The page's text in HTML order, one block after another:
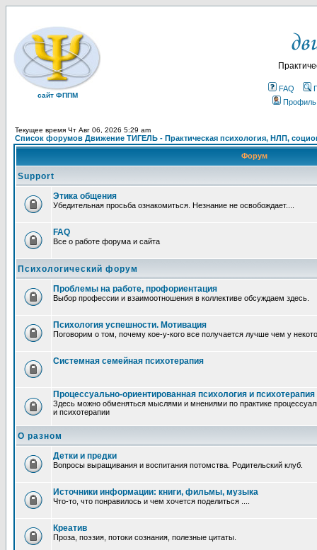
сайт ФППМ
FAQ
Профиль
Текущее время Чт Авг 06, 2026 5:29 am
Список форумов Движение ТИГЕЛЬ - Практическая психология, НЛП,
Форум
Support
Этика общения
Убедительная просьба ознакомиться. Незнание не освобождает....
FAQ
Все о работе форума и сайта
Психологический форум
Проблемы на работе, профориентация
Выбор профессии и взаимоотношения в коллективе обсуждаем здесь.
Психология успешности. Мотивация
Поговорим о том, почему кое-у-кого все получается лучше чем у
Системная семейная психотерапия
Процессуально-ориентированная психология и психотерапия
Здесь можно обменяться мыслями и мнениями по практике
и психотерапии
О разном
Детки и предки
Вопросы выращивания и воспитания потомства. Родительский клуб.
Источники информации: книги, фильмы, музыка
Что-то, что понравилось и чем хочется поделиться ....
Креатив
Проза, поэзия, потоки сознания, полезные цитаты.